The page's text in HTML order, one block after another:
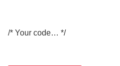
/* Your code… */